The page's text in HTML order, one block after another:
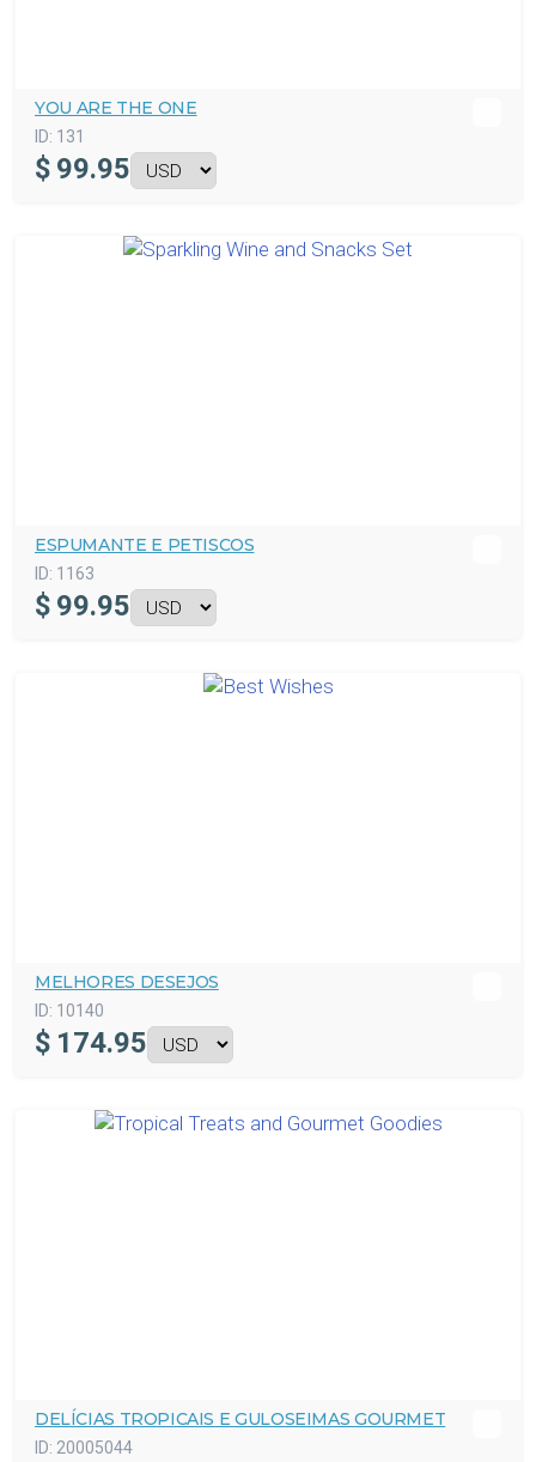
YOU ARE THE ONE
ID: 131
$ 99.95
ESPUMANTE E PETISCOS
ID: 1163
$ 99.95
MELHORES DESEJOS
ID: 10140
$ 174.95
DELÍCIAS TROPICAIS E GULOSEIMAS GOURMET
ID: 20005044